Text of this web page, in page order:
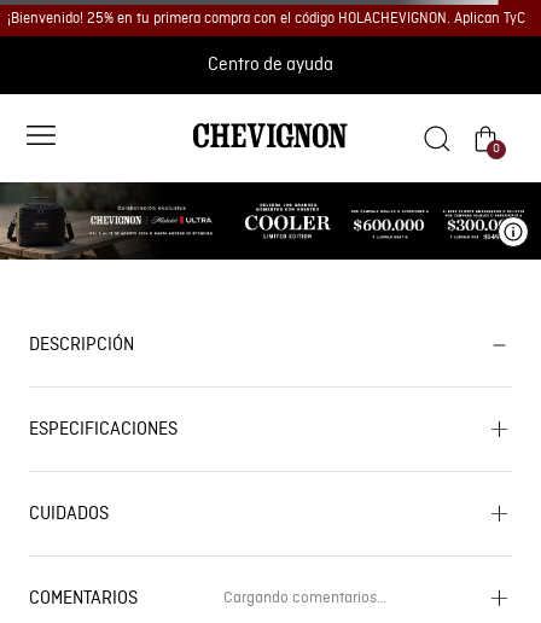
¡Bienvenido! 25% en tu primera compra con el código HOLACHEVIGNON. Aplican TyC
Centro de ayuda
0
DESCRIPCIÓN
ESPECIFICACIONES
CUIDADOS
COMENTARIOS Cargando comentarios…